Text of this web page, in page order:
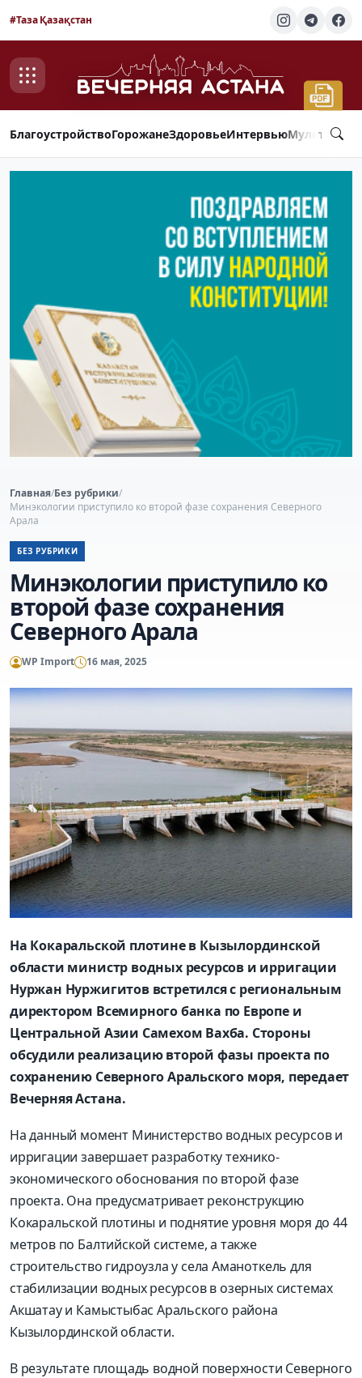
#Таза Қазақстан
БлагоустройствоГорожанеЗдоровьеИнтервью
Главная/Без рубрики/
Минэкологии приступило ко второй фазе сохранения Северного
Арала
БЕЗ РУБРИКИ
Минэкологии приступило ко
второй фазе сохранения
Северного Арала
WP Import 16 мая, 2025
На Кокаральской плотине в Кызылординской
области министр водных ресурсов и ирригации
Нуржан Нуржигитов встретился с региональным
директором Всемирного банка по Европе и
Центральной Азии Самехом Вахба. Стороны
обсудили реализацию второй фазы проекта по
сохранению Северного Аральского моря, передает
Вечерняя Астана.
На данный момент Министерство водных ресурсов и
ирригации завершает разработку технико-
экономического обоснования по второй фазе
проекта. Она предусматривает реконструкцию
Кокаральской плотины и поднятие уровня моря до 44
метров по Балтийской системе, а также
строительство гидроузла у села Аманоткель для
стабилизации водных ресурсов в озерных системах
Акшатау и Камыстыбас Аральского района
Кызылординской области.
В результате площадь водной поверхности Северного